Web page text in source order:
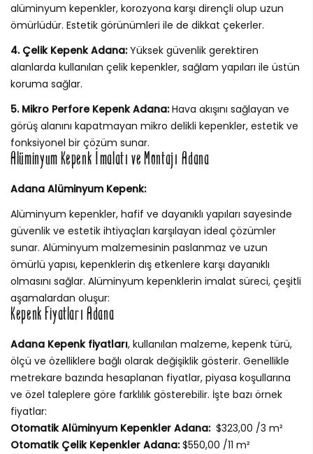
alüminyum kepenkler, korozyona karşı dirençli olup uzun
ömürlüdür. Estetik görünümleri ile de dikkat çekerler.
4. Çelik Kepenk Adana:Yüksek güvenlik gerektiren
alanlarda kullanılan çelik kepenkler, sağlam yapıları ile üstün
koruma sağlar.
5. Mikro Perfore Kepenk Adana:Hava akışını sağlayan ve
görüş alanını kapatmayan mikro delikli kepenkler, estetik ve
fonksiyonel bir çözüm sunar.
Alüminyum Kepenk İmalatı ve Montajı Adana
Adana Alüminyum Kepenk:
Alüminyum kepenkler, hafif ve dayanıklı yapıları sayesinde
güvenlik ve estetik ihtiyaçları karşılayan ideal çözümler
sunar. Alüminyum malzemesinin paslanmaz ve uzun
ömürlü yapısı, kepenklerin dış etkenlere karşı dayanıklı
olmasını sağlar. Alüminyum kepenklerin imalat süreci, çeşitli
aşamalardan oluşur:
Kepenk Fiyatları Adana
Adana Kepenk fiyatları, kullanılan malzeme, kepenk türü,
ölçü ve özelliklere bağlı olarak değişiklik gösterir. Genellikle
metrekare bazında hesaplanan fiyatlar, piyasa koşullarına
ve özel taleplere göre farklılık gösterebilir. İşte bazı örnek
fiyatlar:
Otomatik Alüminyum Kepenkler Adana:$323,00 /3 m²
Otomatik Çelik Kepenkler Adana:$550,00 /11 m²